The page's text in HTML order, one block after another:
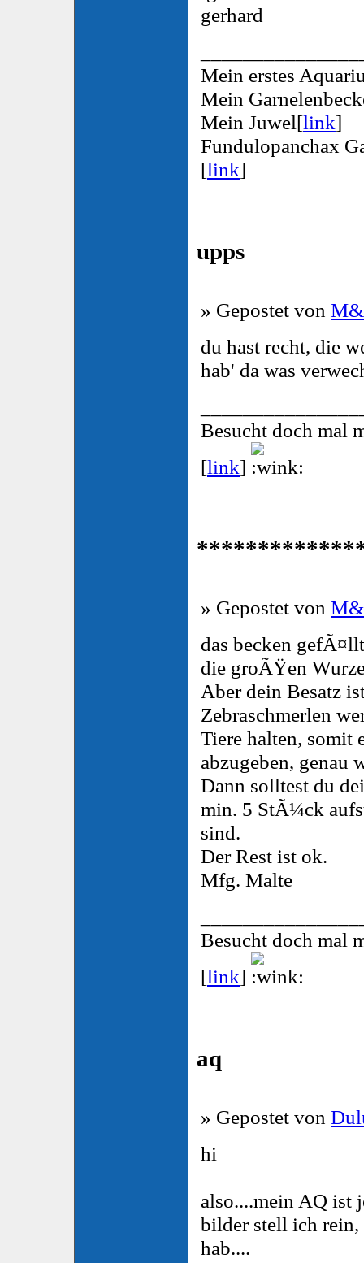
gerhard
Mein erstes
Mein
Mein Juwel[link]
Fundulopanchax
[link]
upps
» Gepostet von
du hast recht, die
hab' da was
Besucht doch mal
[link]
» Gepostet von
das becken
die groÃŸen
Aber dein Besatz
Zebraschmerlen
Tiere halten, somit
abzugeben, genau
Dann solltest du
min. 5 StÃ¼ck
sind.
Der Rest ist ok.
Mfg. Malte
Besucht doch mal
[link]
aq
» Gepostet von
hi
also....mein AQ ist
bilder stell ich
hab....